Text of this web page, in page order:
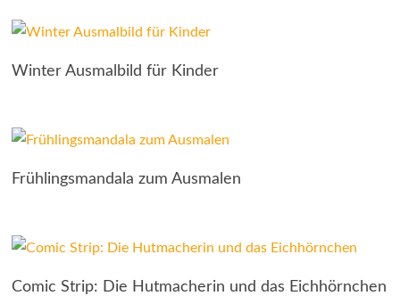
Winter Ausmalbild für Kinder
Frühlingsmandala zum Ausmalen
Comic Strip: Die Hutmacherin und das Eichhörnchen